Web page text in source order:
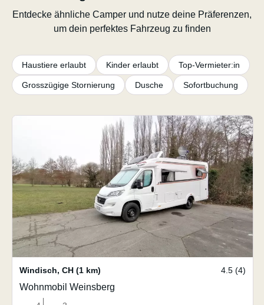
Entdecke ähnliche Camper und nutze deine Präferenzen,
um dein perfektes Fahrzeug zu finden
Haustiere erlaubt Kinder erlaubt Top-Vermieter:in
Grosszügige Stornierung Dusche Sofortbuchung
Windisch, CH (1 km) 4.5 (4)
Wohnmobil Weinsberg